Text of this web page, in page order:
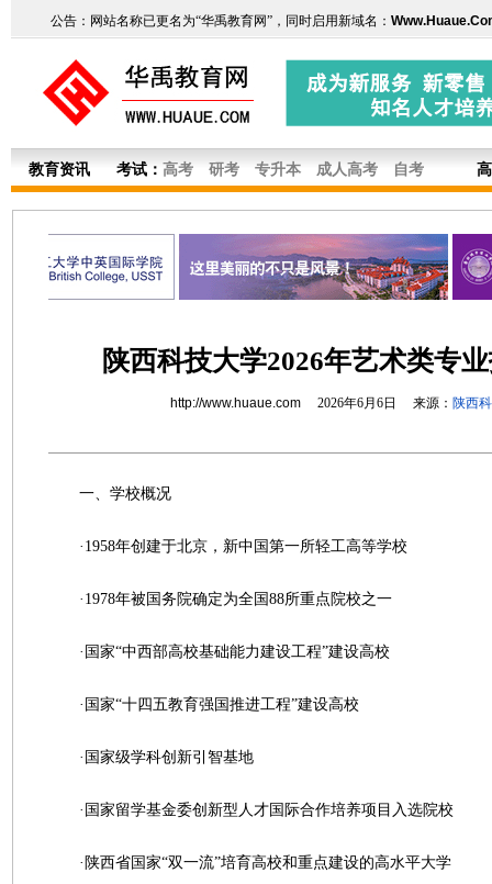
公告：网站名称已更名为“华禹教育网”，同时启用新域名：
教育资讯 考试： 高考 研考 专升本 成人高考 自考
陕西科技大学2026年艺术类专
http://www.huaue.com2026年6月6日 来源： 陕西
一、学校概况
·1958年创建于北京，新中国第一所轻工高等学校
·1978年被国务院确定为全国88所重点院校之一
·国家“中西部高校基础能力建设工程”建设高校
·国家“十四五教育强国推进工程”建设高校
·国家级学科创新引智基地
·国家留学基金委创新型人才国际合作培养项目入选院校
·陕西省国家“双一流”培育高校和重点建设的高水平大学